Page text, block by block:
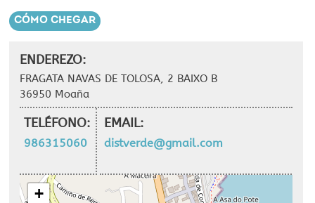
CÓMO CHEGAR
ENDEREZO:
FRAGATA NAVAS DE TOLOSA, 2 BAIXO B
36950 Moaña
TELÉFONO:
986315060
EMAIL:
distverde@gmail.com
+